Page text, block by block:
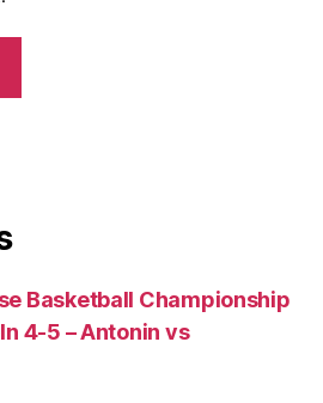
Basketball Championship
4-5 – Antonin vs